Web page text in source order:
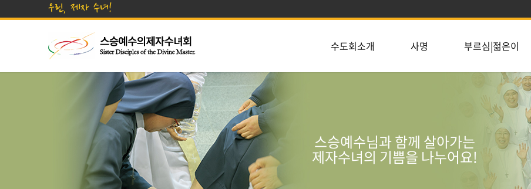
우린, 제자 수녀!
수도회소개 사명 부르심|젊은이
스승예수님과 함께 살아가는
제자수녀의 기쁨을 나누어요!